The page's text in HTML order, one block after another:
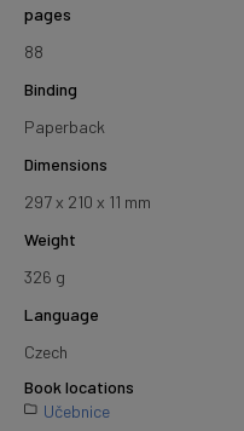
pages
88
Binding
Paperback
Dimensions
297 x 210 x 11 mm
Weight
326 g
Language
Czech
Book locations
Učebnice